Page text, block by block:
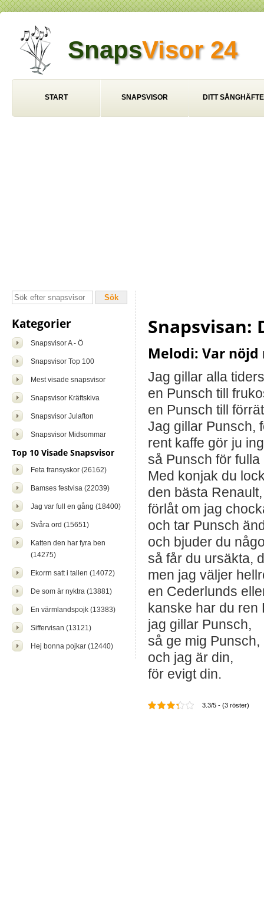
SnapsVisor 24
START SNAPSVISOR DITT SÅNGHÄFTE
Kategorier
Snapsvisor A - Ö
Snapsvisor Top 100
Mest visade snapsvisor
Snapsvisor Kräftskiva
Snapsvisor Julafton
Snapsvisor Midsommar
Top 10 Visade Snapsvisor
Feta fransyskor (26162)
Bamses festvisa (22039)
Jag var full en gång (18400)
Svåra ord (15651)
Katten den har fyra ben
(14275)
Ekorrn satt i tallen (14072)
De som är nyktra (13881)
En värmlandspojk (13383)
Siffervisan (13121)
Hej bonna pojkar (12440)
Snapsvisan:
Melodi: Var
Jag gillar alla
en Punsch till
en Punsch till
Jag gillar Punsch,
rent kaffe gör ju
så Punsch för
Med konjak du
den bästa Renault,
förlåt om jag
och tar Punsch
och bjuder du
så får du ursäkta,
men jag väljer
en Cederlunds
kanske har du ren
jag gillar Punsch,
så ge mig Punsch,
och jag är din,
för evigt din.
3.3/5 - (3 röster)